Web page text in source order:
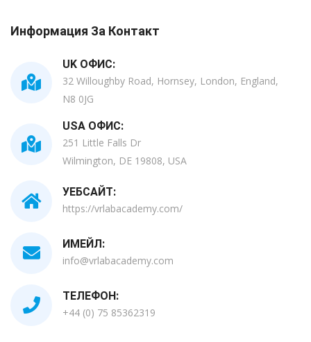
Информация За Контакт
UK ОФИС:
32 Willoughby Road, Hornsey, London, England,
N8 0JG
USA ОФИС:
251 Little Falls Dr
Wilmington, DE 19808, USA
УЕБСАЙТ:
https://vrlabacademy.com/
ИМЕЙЛ:
info@vrlabacademy.com
ТЕЛЕФОН:
+44 (0) 75 85362319